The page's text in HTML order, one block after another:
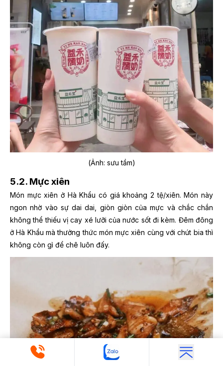
(Ảnh: sưu tầm)
5.2. Mực xiên
Món mực xiên ở Hà Khẩu có giá khoảng 2 tệ/xiên. Món này
ngon nhờ vào sự dai dai, giòn giòn của mực và chắc chắn
không thể thiếu vị cay xé lưỡi của nước sốt đi kèm. Đêm đông
ở Hà Khẩu mà thưởng thức món mực xiên cùng với chút bia thì
không còn gì để chê luôn đấy.